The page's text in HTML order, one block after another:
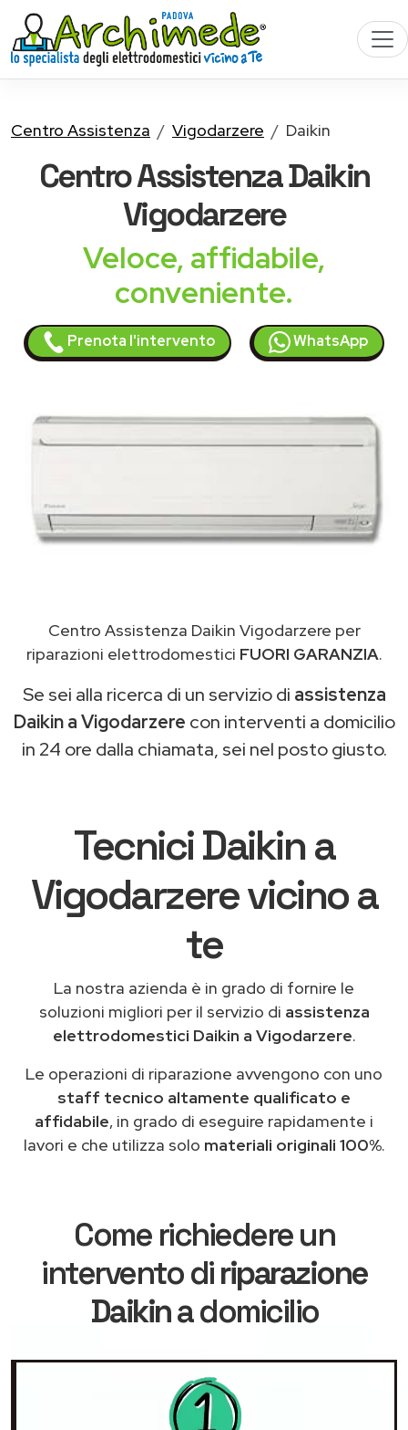
Centro Assistenza Vigodarzere Daikin
Centro AssistenzaDaikin
Vigodarzere
Veloce, affidabile,
conveniente.
Prenota l'intervento WhatsApp
Centro Assistenza Daikin Vigodarzere per
riparazioni elettrodomestici FUORI GARANZIA.
Se sei alla ricerca di un servizio di assistenza
Daikin a Vigodarzere con interventi a domicilio
in 24 ore dalla chiamata, sei nel posto giusto.
Tecnici Daikin a
Vigodarzere vicino a
te
La nostra azienda è in grado di fornire le
soluzioni migliori per il servizio di assistenza
elettrodomestici Daikin a Vigodarzere.
Le operazioni di riparazione avvengono con uno
staff tecnico altamente qualificato e
affidabile, in grado di eseguire rapidamente i
lavori e che utilizza solo materiali originali 100%.
Come richiedere un
intervento diriparazione
Daikina domicilio